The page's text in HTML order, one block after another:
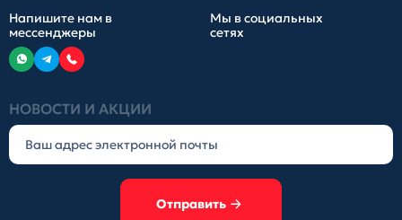
НОВОСТИ И АКЦИИ
Отправить
Напишите нам в
мессенджеры
Мы в социальных
сетях